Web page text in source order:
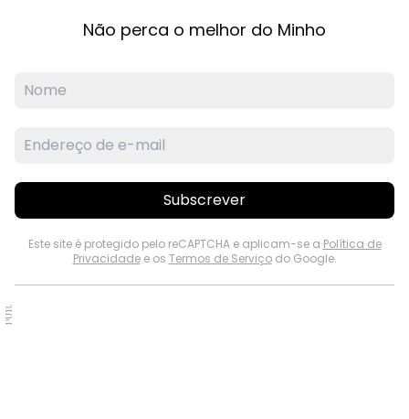
Não perca o melhor do Minho
Subscrever
Este site é protegido pelo reCAPTCHA e aplicam-se a Política de
Privacidadee os Termos de Serviçodo Google.
PUB.